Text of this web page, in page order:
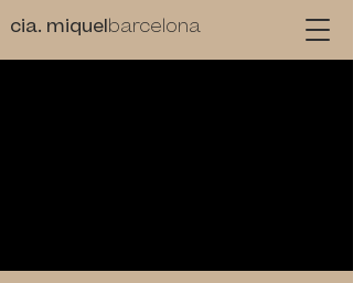
cia. miquelbarcelona